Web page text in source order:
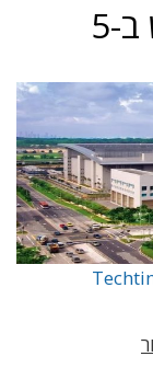
UMC מקימה פאב חדש ב-5